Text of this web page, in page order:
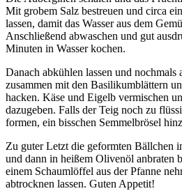
Mit grobem Salz bestreuen und circa
lassen, damit das Wasser aus dem
Anschließend abwaschen und gut
Minuten in Wasser kochen.
Danach abkühlen lassen und
zusammen mit den Basilikumblättern
hacken. Käse und Eigelb vermischen
dazugeben. Falls der Teig noch zu
formen, ein bisschen Semmelbrösel
Zu guter Letzt die geformten Bällchen
und dann in heißem Olivenöl anbraten
einem Schaumlöffel aus der Pfanne
abtrocknen lassen. Guten Appetit!